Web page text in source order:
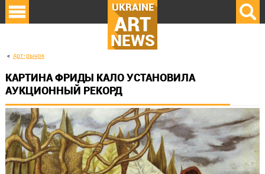
UKRAINE
ART
NEWS
Арт-рынок
КАРТИНА ФРИДЫ КАЛО УСТАНОВИЛА
АУКЦИОННЫЙ РЕКОРД